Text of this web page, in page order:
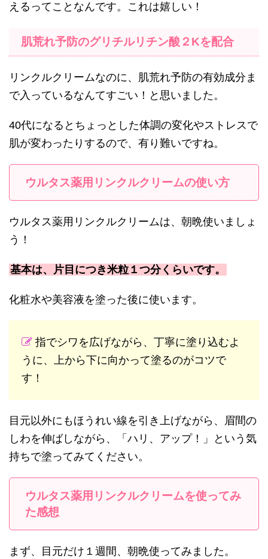
えるってことなんです。これは嬉しい！
肌荒れ予防のグリチルリチン酸２Kを配合
リンクルクリームなのに、肌荒れ予防の有効成分ま
で入っているなんてすごい！と思いました。
40代になるとちょっとした体調の変化やストレスで
肌が変わったりするので、有り難いですね。
ウルタス薬用リンクルクリームの使い方
ウルタス薬用リンクルクリームは、朝晩使いましょ
う！
基本は、片目につき米粒１つ分くらいです。
化粧水や美容液を塗った後に使います。
指でシワを広げながら、丁寧に塗り込むよ
うに、上から下に向かって塗るのがコツで
す！
目元以外にもほうれい線を引き上げながら、眉間の
しわを伸ばしながら、「ハリ、アップ！」という気
持ちで塗ってみてください。
ウルタス薬用リンクルクリームを使ってみ
た感想
まず、目元だけ１週間、朝晩使ってみました。